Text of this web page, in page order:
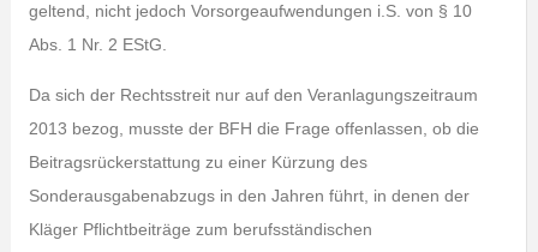
geltend, nicht jedoch Vorsorgeaufwendungen i.S. von § 10
Abs. 1 Nr. 2 EStG.
Da sich der Rechtsstreit nur auf den Veranlagungszeitraum
2013 bezog, musste der BFH die Frage offenlassen, ob die
Beitragsrückerstattung zu einer Kürzung des
Sonderausgabenabzugs in den Jahren führt, in denen der
Kläger Pflichtbeiträge zum berufsständischen